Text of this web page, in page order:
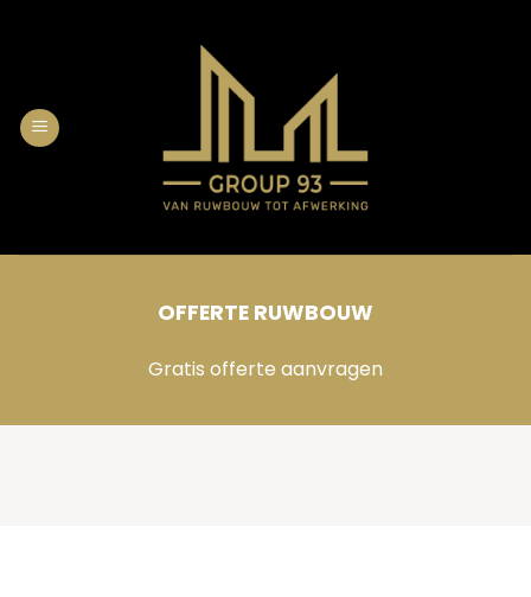
OFFERTE RUWBOUW
Gratis offerte aanvragen